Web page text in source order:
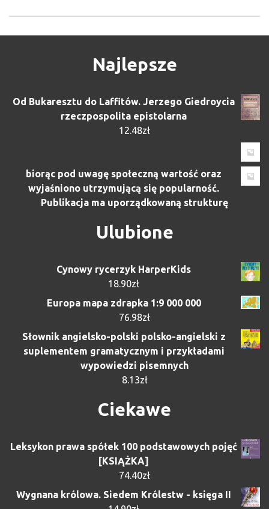
Najlepsze
Od Bukaresztu do Laffitów. Jerzego Giedroycia
rzeczpospolita epistolarna
12.48zł
biorąc pod uwagę społeczną wartość oraz
wyjaśniono utrzymującą się popularność.
Publikacja ma uporządkowaną strukturę
Ulubione
Cynowy rycerzyk HarperKids
18.90zł
Europa mapa zdrapka 1:9 000 000
76.98zł
Słownik angielsko-polski polsko-angielski z
suplementem gramatycznym i przykładami
wypowiedzi pisemnych
8.13zł
Ciekawe
Leksykon prawa spółek 100 podstawowych pojęć
[KSIĄŻKA]
74.40zł
Wygnana królowa. Siedem Królestw - księga II